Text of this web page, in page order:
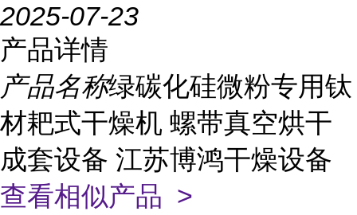
2025-07-23
产品详情
产品名称绿碳化硅微粉专用钛
材耙式干燥机 螺带真空烘干
成套设备 江苏博鸿干燥设备
查看相似产品 >